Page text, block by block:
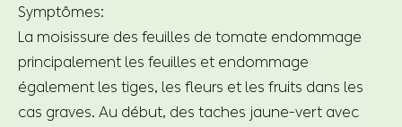
Symptômes:
La moisissure des feuilles de tomate endommage
principalement les feuilles et endommage
également les tiges, les fleurs et les fruits dans les
cas graves. Au début, des taches jaune-vert avec